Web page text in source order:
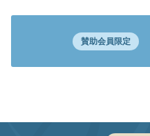
賛助会員限定